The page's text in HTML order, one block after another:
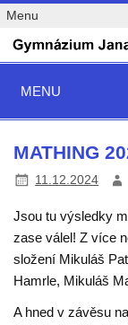
Menu
MENU
MATHING
11.12.2024
Jsou tu výsledky
zase válel! Z více
složení Mikuláš
Hamrle, Mikuláš
A hned v závěsu